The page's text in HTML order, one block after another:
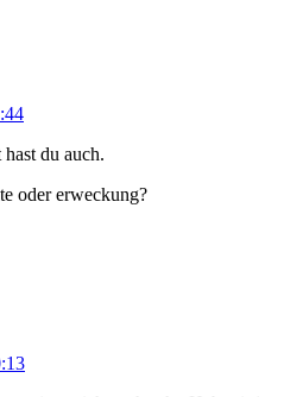
du auch.
oder erweckung?